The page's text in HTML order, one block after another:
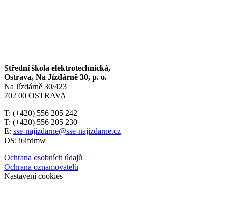
Střední škola elektrotechnická,
Ostrava, Na Jízdárně 30, p. o.
Na Jízdárně 30/423
702 00 OSTRAVA
T: (+420) 556 205 242
T: (+420) 556 205 230
E: sse-najizdarne@sse-najizdarne.cz
DS: i6ifdmw
Ochrana osobních údajů
Ochrana oznamovatelů
Nastavení cookies